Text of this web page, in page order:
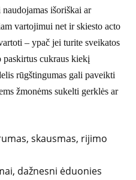
išoriškai ar
vartojimui net ir skiesto acto
– ypač jei turite sveikatos
cukraus kiekį
rūgštingumas gali paveikti
žmonėms sukelti gerklės ar
skausmas, rijimo
dažnesni ėduonies